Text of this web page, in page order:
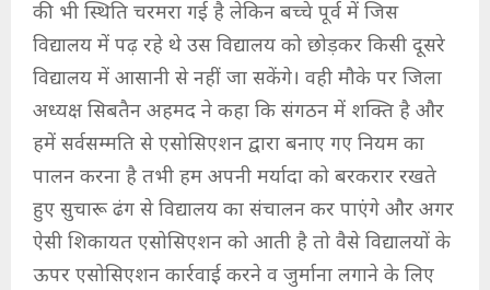
की भी स्थिति चरमरा गई है लेकिन बच्चे पूर्व में जिस
विद्यालय में पढ़ रहे थे उस विद्यालय को छोड़कर किसी दूसरे
विद्यालय में आसानी से नहीं जा सकेंगे। वही मौके पर जिला
अध्यक्ष सिबतैन अहमद ने कहा कि संगठन में शक्ति है और
हमें सर्वसम्मति से एसोसिएशन द्वारा बनाए गए नियम का
पालन करना है तभी हम अपनी मर्यादा को बरकरार रखते
हुए सुचारू ढंग से विद्यालय का संचालन कर पाएंगे और अगर
ऐसी शिकायत एसोसिएशन को आती है तो वैसे विद्यालयों के
ऊपर एसोसिएशन कार्रवाई करने व जुर्माना लगाने के लिए